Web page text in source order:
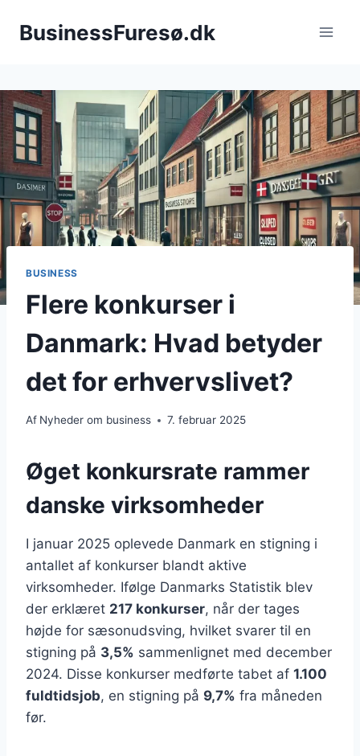
BusinessFuresø.dk
BUSINESS
Flere konkurser i
Danmark: Hvad betyder
det for erhvervslivet?
Af Nyheder om business 7. februar 2025
Øget konkursrate rammer
danske virksomheder
I januar 2025 oplevede Danmark en stigning i
antallet af konkurser blandt aktive
virksomheder. Ifølge Danmarks Statistik blev
der erklæret 217 konkurser, når der tages
højde for sæsonudsving, hvilket svarer til en
stigning på 3,5% sammenlignet med december
2024. Disse konkurser medførte tabet af 1.100
fuldtidsjob, en stigning på 9,7% fra måneden
før.